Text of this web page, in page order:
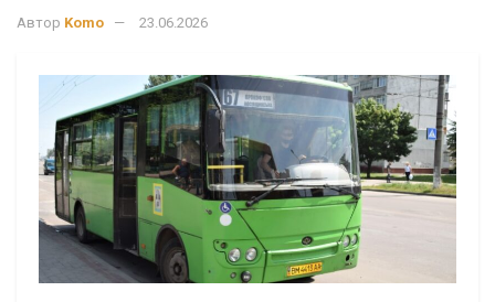
Автор Komo 23.06.2026